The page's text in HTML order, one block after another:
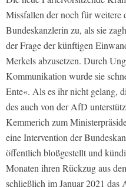
Missfallen der noch für weitere
Bundeskanzlerin zu, als sie
der Frage der künftigen
Merkels abzusetzen. Durch
Kommunikation wurde sie
Ente«. Als es ihr nicht gelang,
des auch von der AfD
Kemmerich zum
eine Intervention der
öffentlich bloßgestellt und
Monaten ihren Rückzug aus
schließlich im Januar 2021 das